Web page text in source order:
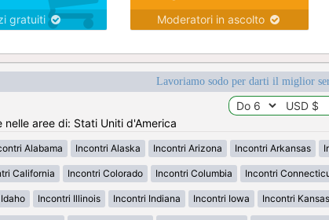
gratuiti Moderatori in ascolto
Lavoriamo sodo per darti il miglior
nelle aree di: Stati Uniti d'America
Alabama Incontri Alaska Incontri Arizona Incontri Arkansas
California Incontri Colorado Incontri Columbia Incontri
Incontri Illinois Incontri Indiana Incontri Iowa Incontri Kansas